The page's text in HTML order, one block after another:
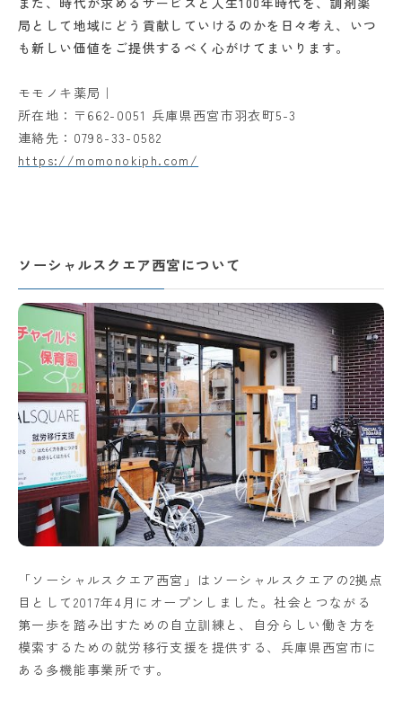
局として地域にどう貢献していけるのかを日々考え、いつ
も新しい価値をご提供するべく心がけてまいります。
モモノキ薬局｜
所在地：〒662-0051 兵庫県西宮市羽衣町5-3
連絡先：0798-33-0582
https://momonokiph.com/
ソーシャルスクエア西宮について
「ソーシャルスクエア西宮」はソーシャルスクエアの2拠点
目として2017年4月にオープンしました。社会とつながる
第一歩を踏み出すための自立訓練と、自分らしい働き方を
模索するための就労移行支援を提供する、兵庫県西宮市に
ある多機能事業所です。